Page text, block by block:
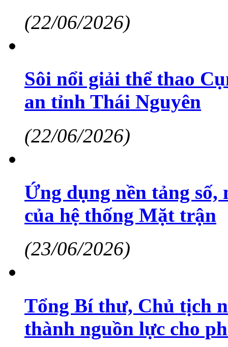
(22/06/2026)
Sôi nổi giải thể thao
an tỉnh Thái Nguyên
(22/06/2026)
Ứng dụng nền tảng số,
của hệ thống Mặt trận
(23/06/2026)
Tổng Bí thư, Chủ tịch
thành nguồn lực cho